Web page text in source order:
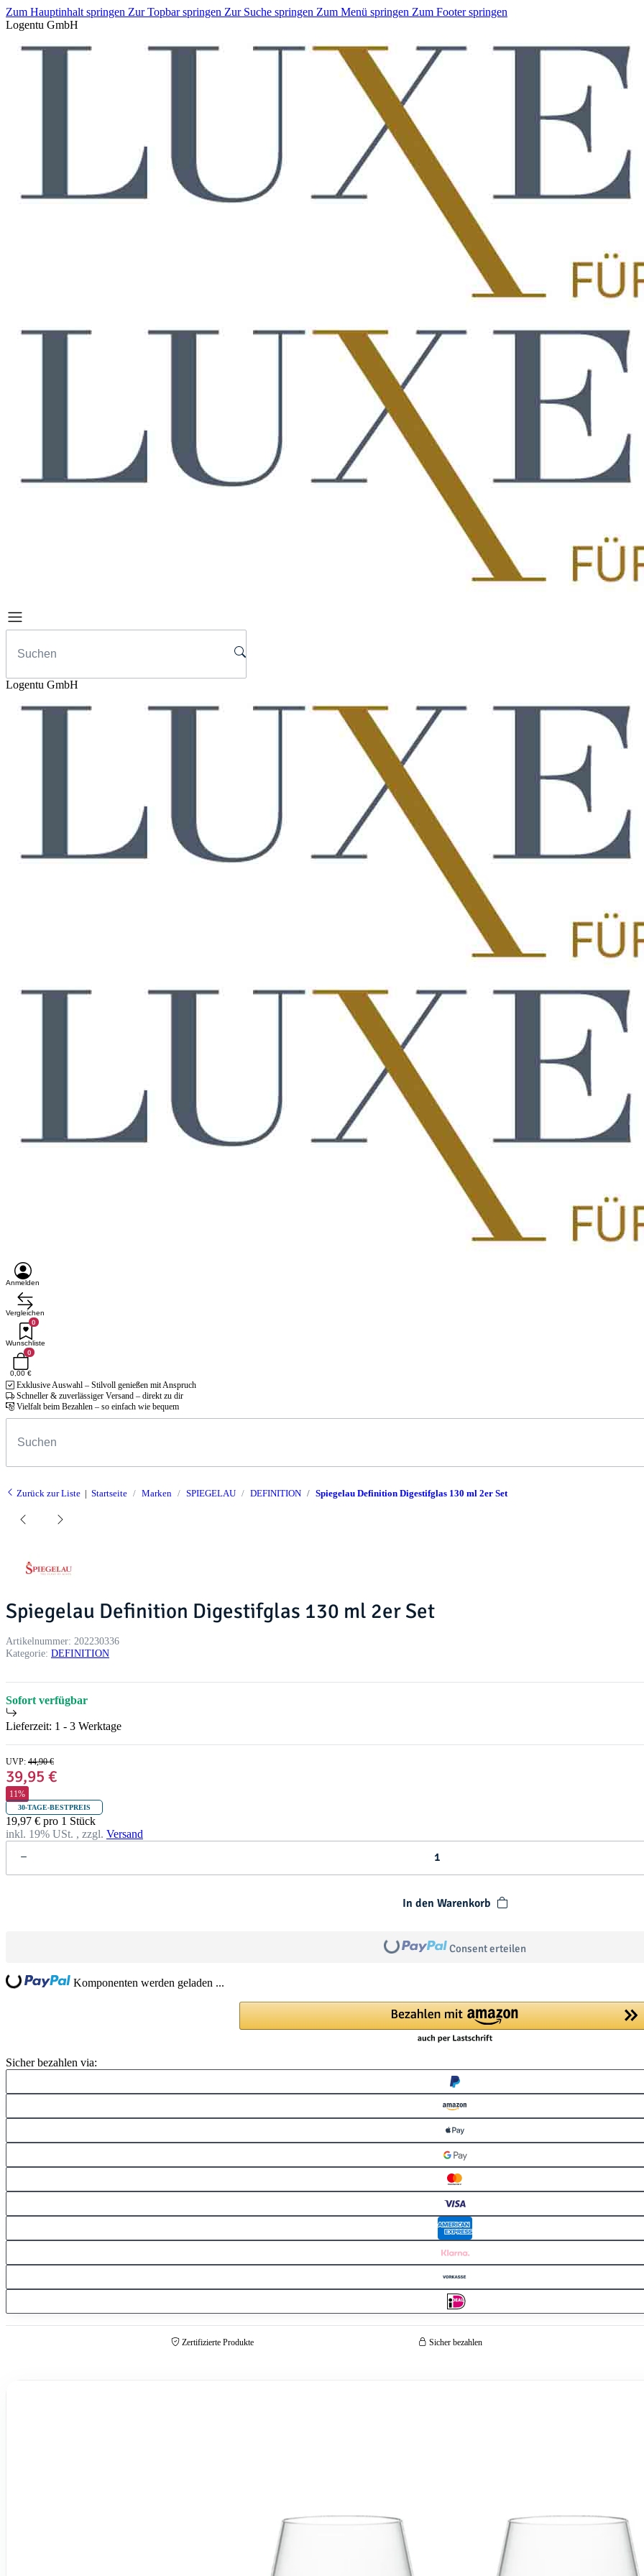
Zum Hauptinhalt springen Zur Topbar springen Zur Suche springen Zum Menü springen Zum Footer springen
Logentu GmbH
Logentu GmbH
Anmelden
Vergleichen
0
Wunschliste
0
0,00 €
Exklusive Auswahl – Stilvoll genießen mit Anspruch
Schneller & zuverlässiger Versand – direkt zu dir
Vielfalt beim Bezahlen – so einfach wie bequem
Zurück zur Liste Startseite Marken SPIEGELAU DEFINITION Spiegelau Definition Digestifglas 130 ml 2er Set
Spiegelau Definition Digestifglas 130 ml 2er Set
Artikelnummer: 202230336
Kategorie: DEFINITION
Sofort verfügbar
Lieferzeit: 1 - 3 Werktage
UVP: 44,90 €
39,95 €
11%
30-TAGE-BESTPREIS
19,97 € pro 1 Stück
inkl. 19% USt. , zzgl. Versand
In den Warenkorb
Loading... Consent erteilen
Loading... Komponenten werden geladen ...
Sicher bezahlen via:
Zertifizierte Produkte Sicher bezahlen